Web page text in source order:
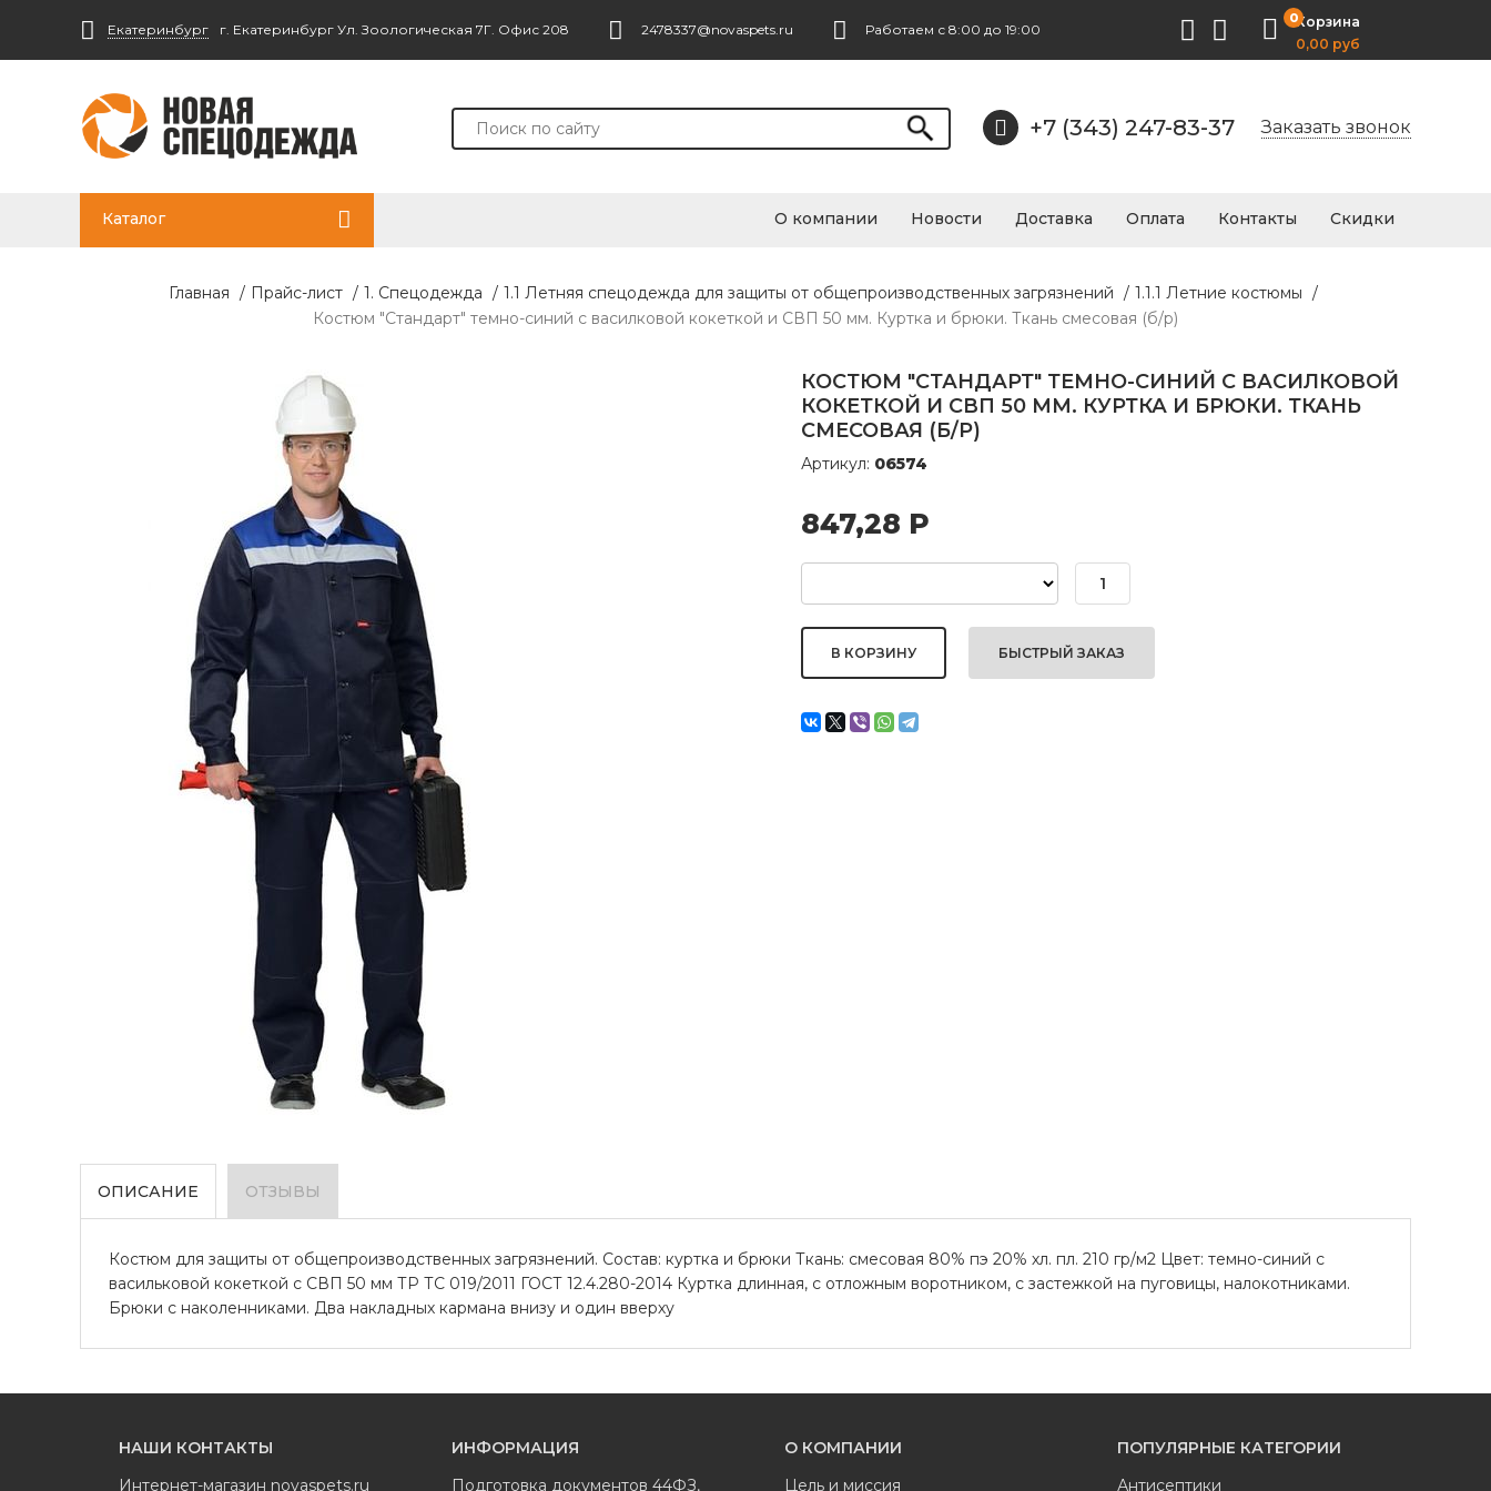
Екатеринбург г. Екатеринбург Ул. Зоологическая 7Г. Офис 208 2478337@novaspets.ru Работаем с 8:00 до 19:00
0Корзина
0,00 руб
+7 (343) 247-83-37 Заказать звонок
Каталог О компании Новости Доставка Оплата Контакты Скидки
Главная / Прайс-лист / 1. Спецодежда / 1.1 Летняя спецодежда для защиты от общепроизводственных загрязнений / 1.1.1 Летние костюмы /
Костюм "Стандарт" темно-синий с василковой кокеткой и СВП 50 мм. Куртка и брюки. Ткань смесовая (б/р)
КОСТЮМ "СТАНДАРТ" ТЕМНО-СИНИЙ С ВАСИЛКОВОЙ
КОКЕТКОЙ И СВП 50 ММ. КУРТКА И БРЮКИ. ТКАНЬ
СМЕСОВАЯ (Б/Р)
Артикул: 06574
847,28 Р
БЫСТРЫЙ ЗАКАЗ
ОПИСАНИЕ ОТЗЫВЫ
Костюм для защиты от общепроизводственных загрязнений. Состав: куртка и брюки Ткань: смесовая 80% пэ 20% хл. пл. 210 гр/м2 Цвет: темно-синий с
васильковой кокеткой с СВП 50 мм ТР ТС 019/2011 ГОСТ 12.4.280-2014 Куртка длинная, с отложным воротником, с застежкой на пуговицы, налокотниками.
Брюки с наколенниками. Два накладных кармана внизу и один вверху
НАШИ КОНТАКТЫ
Интернет-магазин novaspets.ru
ИНФОРМАЦИЯ
Подготовка документов 44ФЗ,
О КОМПАНИИ
Цель и миссия
ПОПУЛЯРНЫЕ КАТЕГОРИИ
Антисептики